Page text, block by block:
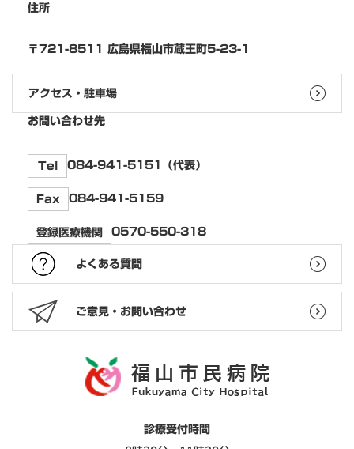
住所
〒721-8511 広島県福山市蔵王町5-23-1
アクセス・駐車場
お問い合わせ先
Tel 084-941-5151（代表）
Fax 084-941-5159
登録医療機関 0570-550-318
よくある質問
ご意見・お問い合わせ
診療受付時間